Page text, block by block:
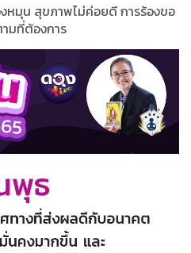
หมุน สุขภาพไม่ค่อยดี การร้องขอ
มที่ต้องการ